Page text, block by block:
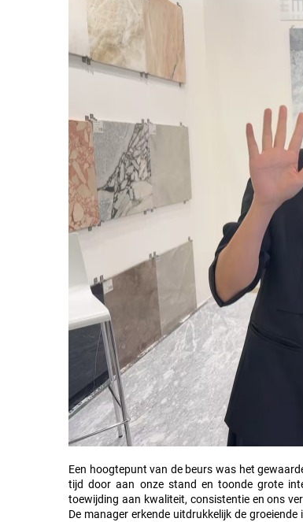
Een hoogtepunt van de beurs was het
tijd door aan onze stand en toonde grote
toewijding aan kwaliteit, consistentie en ons
De manager erkende uitdrukkelijk de